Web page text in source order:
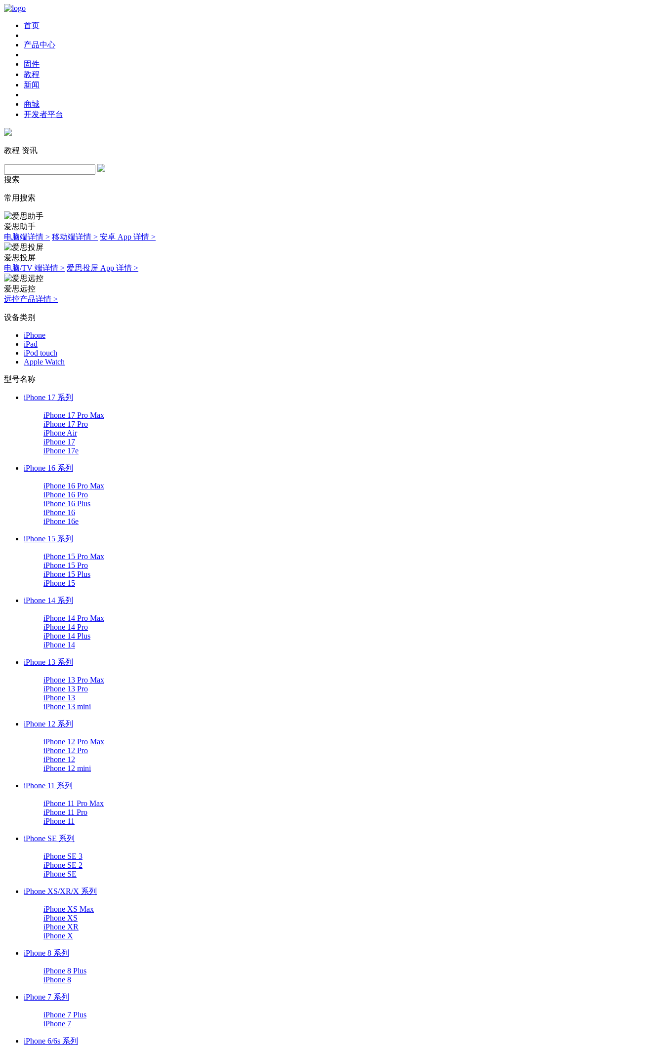
首页
产品中心
固件
教程
新闻
商城
开发者平台
教程 资讯
搜索
常用搜索
爱思助手
电脑端详情 > 移动端详情 > 安卓 App 详情 >
爱思投屏
电脑/TV 端详情 > 爱思投屏 App 详情 >
爱思远控
远控产品详情 >
设备类别
iPhone
iPad
iPod touch
Apple Watch
型号名称
iPhone 17 系列
iPhone 17 Pro Max
iPhone 17 Pro
iPhone Air
iPhone 17
iPhone 17e
iPhone 16 系列
iPhone 16 Pro Max
iPhone 16 Pro
iPhone 16 Plus
iPhone 16
iPhone 16e
iPhone 15 系列
iPhone 15 Pro Max
iPhone 15 Pro
iPhone 15 Plus
iPhone 15
iPhone 14 系列
iPhone 14 Pro Max
iPhone 14 Pro
iPhone 14 Plus
iPhone 14
iPhone 13 系列
iPhone 13 Pro Max
iPhone 13 Pro
iPhone 13
iPhone 13 mini
iPhone 12 系列
iPhone 12 Pro Max
iPhone 12 Pro
iPhone 12
iPhone 12 mini
iPhone 11 系列
iPhone 11 Pro Max
iPhone 11 Pro
iPhone 11
iPhone SE 系列
iPhone SE 3
iPhone SE 2
iPhone SE
iPhone XS/XR/X 系列
iPhone XS Max
iPhone XS
iPhone XR
iPhone X
iPhone 8 系列
iPhone 8 Plus
iPhone 8
iPhone 7 系列
iPhone 7 Plus
iPhone 7
iPhone 6/6s 系列